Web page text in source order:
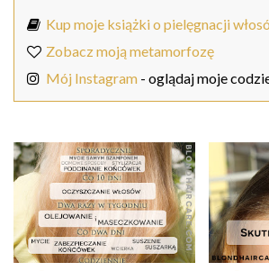
Kup moje książki o pielęgnacji
Zobacz moją metamorfozę
Mój Instagram - oglądaj moje